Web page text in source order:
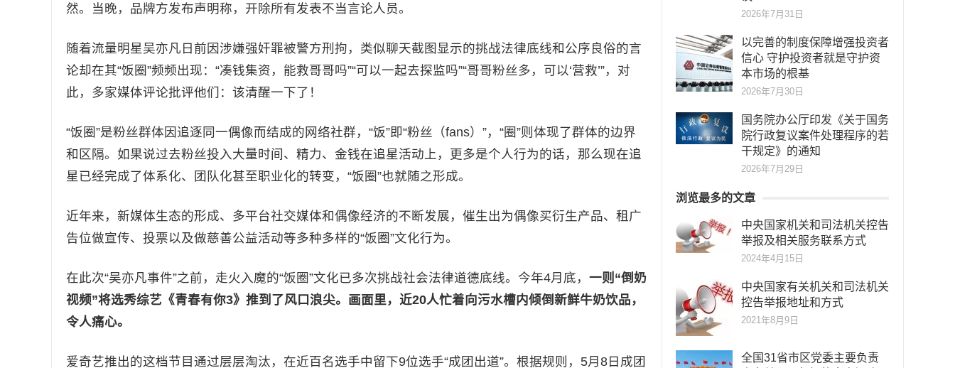
然。当晚，品牌方发布声明称，开除所有发表不当言论人员。
随着流量明星吴亦凡日前因涉嫌强奸罪被警方刑拘，类似聊天截图显示的挑战法律底线和公序良俗的言
论却在其“饭圈”频频出现：“凑钱集资，能救哥哥吗”“可以一起去探监吗”“哥哥粉丝多，可以‘营救’”，对
此，多家媒体评论批评他们：该清醒一下了！
“饭圈”是粉丝群体因追逐同一偶像而结成的网络社群，“饭”即“粉丝（fans）”，“圈”则体现了群体的边界
和区隔。如果说过去粉丝投入大量时间、精力、金钱在追星活动上，更多是个人行为的话，那么现在追
星已经完成了体系化、团队化甚至职业化的转变，“饭圈”也就随之形成。
近年来，新媒体生态的形成、多平台社交媒体和偶像经济的不断发展，催生出为偶像买衍生产品、租广
告位做宣传、投票以及做慈善公益活动等多种多样的“饭圈”文化行为。
在此次“吴亦凡事件”之前，走火入魔的“饭圈”文化已多次挑战社会法律道德底线。今年4月底， 一则“倒奶
视频”将选秀综艺《青春有你3》推到了风口浪尖。画面里，近20人忙着向污水槽内倾倒新鲜牛奶饮品，
令人痛心。
爱奇艺推出的这档节目通过层层淘汰，在近百名选手中留下9位选手“成团出道”。根据规则，5月8日成团
2026年7月31日
以完善的制度保障增强投资者
信心 守护投资者就是守护资
本市场的根基
2026年7月30日
国务院办公厅印发《关于国务
院行政复议案件处理程序的若
干规定》的通知
2026年7月29日
浏览最多的文章
中央国家机关和司法机关控告
举报及相关服务联系方式
2024年4月15日
中央国家有关机关和司法机关
控告举报地址和方式
2021年8月9日
全国31省市区党委主要负责